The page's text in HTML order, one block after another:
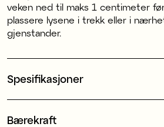
veken ned til maks 1 centimeter
plassere lysene i trekk eller i
gjenstander.
Spesifikasjoner
Bærekraft